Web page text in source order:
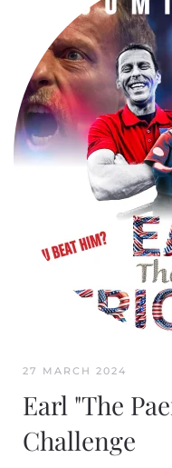
27 MARCH 2024
Earl "The
Challenge